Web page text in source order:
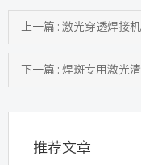
上一篇 : 激光穿透焊接
推荐文章